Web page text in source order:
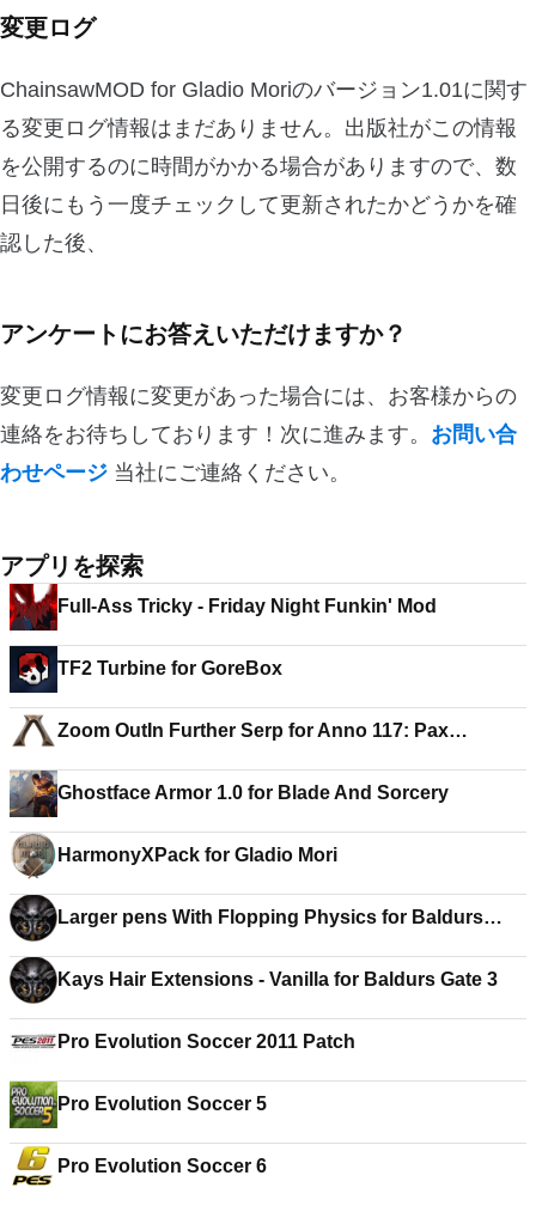
変更ログ
ChainsawMOD for Gladio Moriのバージョン1.01に関す
る変更ログ情報はまだありません。出版社がこの情報
を公開するのに時間がかかる場合がありますので、数
日後にもう一度チェックして更新されたかどうかを確
認した後、
アンケートにお答えいただけますか？
変更ログ情報に変更があった場合には、お客様からの
連絡をお待ちしております！次に進みます。 お問い合
わせページ 当社にご連絡ください。
アプリを探索
Full-Ass Tricky - Friday Night Funkin' Mod
TF2 Turbine for GoreBox
Zoom OutIn Further Serp for Anno 117: Pax
Ghostface Armor 1.0 for Blade And Sorcery
HarmonyXPack for Gladio Mori
Larger pens With Flopping Physics for Baldurs
Kays Hair Extensions - Vanilla for Baldurs Gate 3
Pro Evolution Soccer 2011 Patch
Pro Evolution Soccer 5
Pro Evolution Soccer 6